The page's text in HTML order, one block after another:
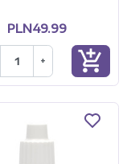
PLN49.99
+ add_shopping_cart